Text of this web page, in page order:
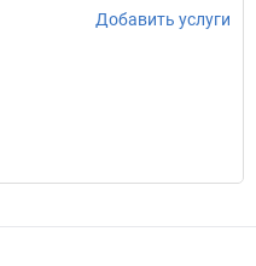
Добавить услуги